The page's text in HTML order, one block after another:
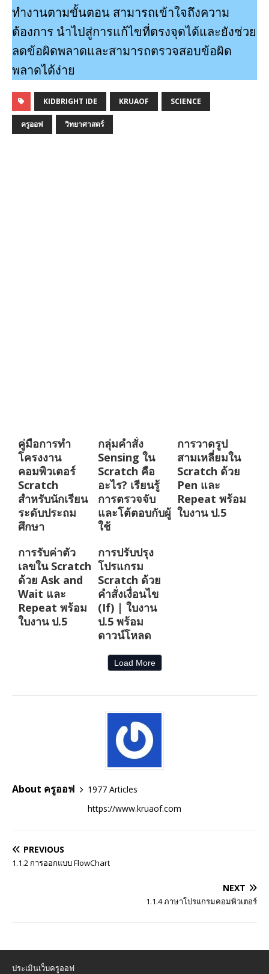
ทำงานตามขั้นตอน สามารถเข้าใจถึงความ
ต้องการ นำไปสู่การแก้ไขที่ตรงจุดได้และยังช่วย
ลดข้อผิดพลาดและสามารถตรวจสอบข้อผิด
พลาดได้ง่าย
KIDBRIGHT IDE KRUAOF SCIENCE
ครูออฟ วิทยาศาสตร์
คู่มือการทำ
โครงงาน
คอมพิวเตอร์
Scratch
สำหรับนักเรียน
ระดับประถม
ศึกษา
กลุ่มคำสั่ง
Sensing ใน
Scratch คือ
อะไร? เรียนรู้
การตรวจจับ
และโต้ตอบกับผู้
ใช้
การวาดรูป
สามเหลี่ยมใน
Scratch ด้วย
Pen และ
Repeat พร้อม
ใบงาน ป.5
การรับค่าตัว
เลขใน Scratch
ด้วย Ask and
Wait และ
Repeat พร้อม
ใบงาน ป.5
การปรับปรุง
โปรแกรม
Scratch ด้วย
คำสั่งเงื่อนไข
(If) | ใบงาน
ป.5 พร้อม
ดาวน์โหลด
Load More
About ครูออฟ
1977 Articles
https://www.kruaof.com
PREVIOUS
1.1.2 การออกแบบ FlowChart
NEXT
1.1.4 ภาษาโปรแกรมคอมพิวเตอร์
ประเมินเว็บครูออฟ